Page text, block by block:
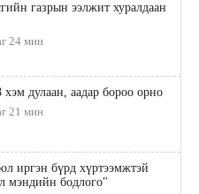
газрын ээлжит хуралдаан
24 мин
хэм дулаан, аадар бороо орно
21 мин
иргэн бүрд хүртээмжтэй
мэндийн бодлого"